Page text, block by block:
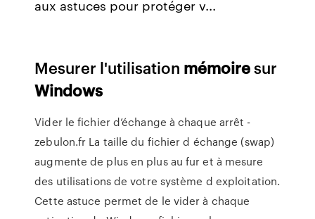
aux astuces pour protéger v...
Mesurer l'utilisation mémoiresur
Windows
Vider le fichier d’échange à chaque arrêt -
zebulon.fr La taille du fichier d échange (swap)
augmente de plus en plus au fur et à mesure
des utilisations de votre système d exploitation.
Cette astuce permet de le vider à chaque